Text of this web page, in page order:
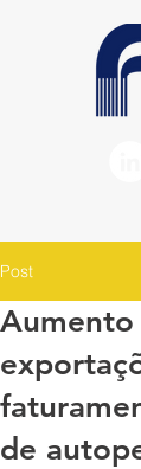
Post
Aumento
de